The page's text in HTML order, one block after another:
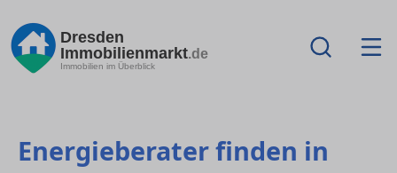
Dresden
Immobilienmarkt.de
Immobilien im Überblick
Energieberater finden in